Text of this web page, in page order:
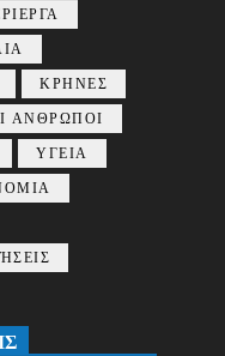
ΚΡΗΝΕΣ
ΑΝΘΡΩΠΟΙ
ΥΓΕΙΑ